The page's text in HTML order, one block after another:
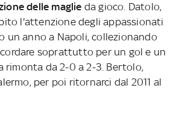
delle maglie da gioco. Datolo,
l'attenzione degli appassionati
anno a Napoli, collezionando
soprattutto per un gol e un
rimonta da 2-0 a 2-3. Bertolo,
per poi ritornarci dal 2011 al